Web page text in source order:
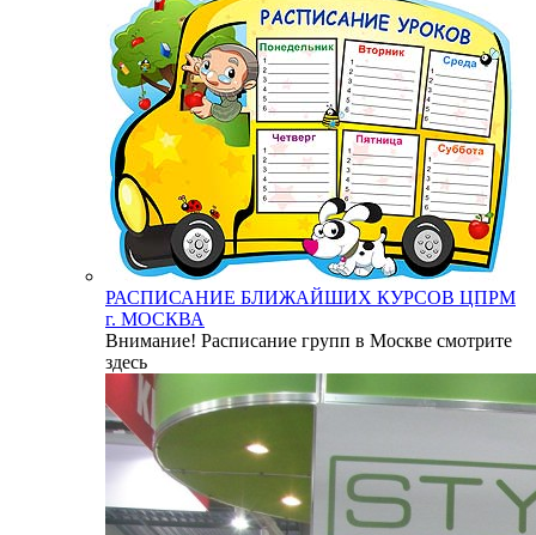
РАСПИСАНИЕ БЛИЖАЙШИХ КУРСОВ ЦПРМ
г. МОСКВА
Внимание! Расписание групп в Москве смотрите
здесь